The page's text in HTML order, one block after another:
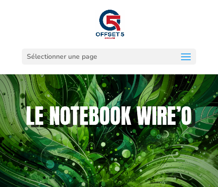
Sélectionner une page
LE NOTEBOOK WIRE’O